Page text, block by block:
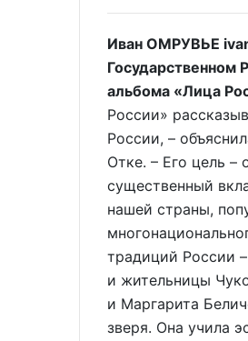
Иван ОМРУВЬЕ
Государственном
альбома «Лица
России»
России, –
Отке. – Его цель
существенный
нашей страны,
традиций России
и жительницы
и Маргарита
зверя. Она учила